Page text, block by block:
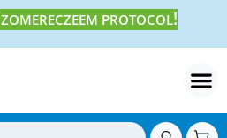
ZOMERECZEEM PROTOCOL!